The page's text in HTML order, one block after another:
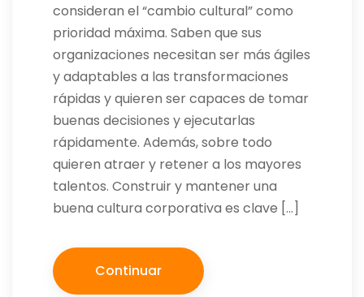
consideran el “cambio cultural” como
prioridad máxima. Saben que sus
organizaciones necesitan ser más ágiles
y adaptables a las transformaciones
rápidas y quieren ser capaces de tomar
buenas decisiones y ejecutarlas
rápidamente. Además, sobre todo
quieren atraer y retener a los mayores
talentos. Construir y mantener una
buena cultura corporativa es clave […]
Continuar